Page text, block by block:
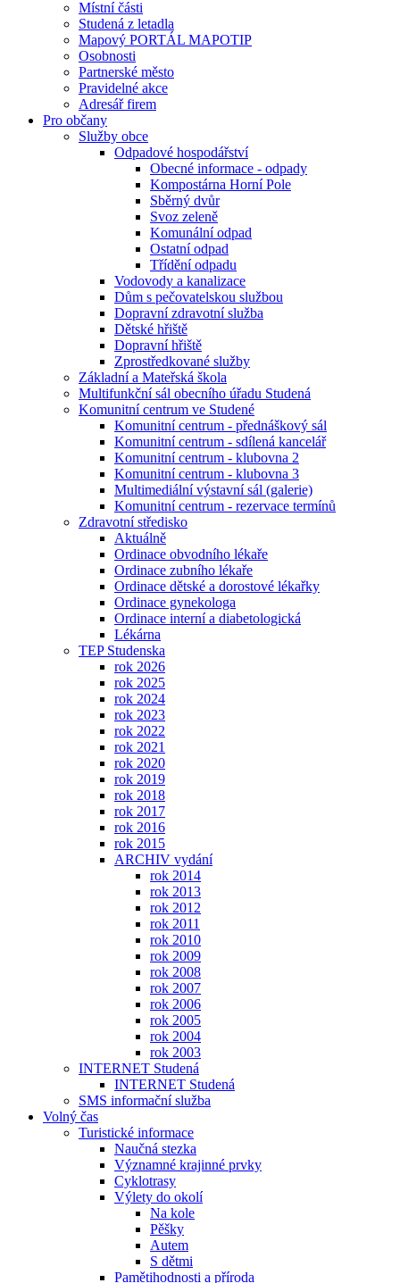
Místní části
Studená z letadla
Mapový PORTÁL MAPOTIP
Osobnosti
Partnerské město
Pravidelné akce
Adresář firem
Pro občany
Služby obce
Odpadové hospodářství
Obecné informace - odpady
Kompostárna Horní Pole
Sběrný dvůr
Svoz zeleně
Komunální odpad
Ostatní odpad
Třídění odpadu
Vodovody a kanalizace
Dům s pečovatelskou službou
Dopravní zdravotní služba
Dětské hřiště
Dopravní hřiště
Zprostředkované služby
Základní a Mateřská škola
Multifunkční sál obecního úřadu Studená
Komunitní centrum ve Studené
Komunitní centrum - přednáškový sál
Komunitní centrum - sdílená kancelář
Komunitní centrum - klubovna 2
Komunitní centrum - klubovna 3
Multimediální výstavní sál (galerie)
Komunitní centrum - rezervace termínů
Zdravotní středisko
Aktuálně
Ordinace obvodního lékaře
Ordinace zubního lékaře
Ordinace dětské a dorostové lékařky
Ordinace gynekologa
Ordinace interní a diabetologická
Lékárna
TEP Studenska
rok 2026
rok 2025
rok 2024
rok 2023
rok 2022
rok 2021
rok 2020
rok 2019
rok 2018
rok 2017
rok 2016
rok 2015
ARCHIV vydání
rok 2014
rok 2013
rok 2012
rok 2011
rok 2010
rok 2009
rok 2008
rok 2007
rok 2006
rok 2005
rok 2004
rok 2003
INTERNET Studená
INTERNET Studená
SMS informační služba
Volný čas
Turistické informace
Naučná stezka
Významné krajinné prvky
Cyklotrasy
Výlety do okolí
Na kole
Pěšky
Autem
S dětmi
Pamětihodnosti a příroda